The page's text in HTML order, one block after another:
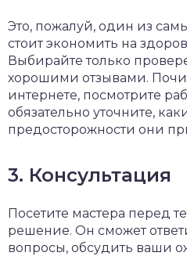
Это, пожалуй, один из
стоит экономить на
Выбирайте только
хорошими отзывами.
интернете, посмотрите
обязательно уточните,
предосторожности они
3. Консультация
Посетите мастера перед
решение. Он сможет
вопросы, обсудить ваши